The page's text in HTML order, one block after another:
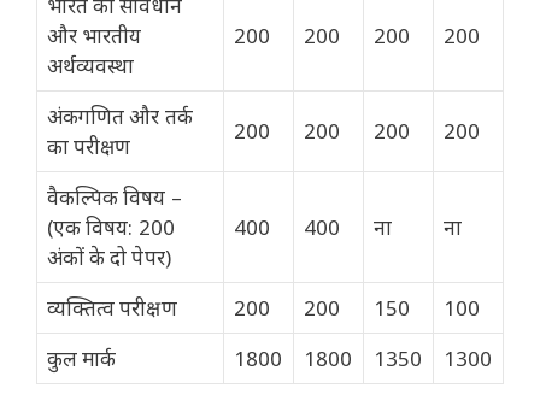
भारत का संविधान
और भारतीय
अर्थव्यवस्था
200 200 200 200
अंकगणित और तर्क
का परीक्षण
200 200 200 200
वैकल्पिक विषय –
(एक विषय: 200
अंकों के दो पेपर)
400 400 ना ना
व्यक्तित्व परीक्षण 200 200 150
100
कुल मार्क
1800 1800 1350 1300